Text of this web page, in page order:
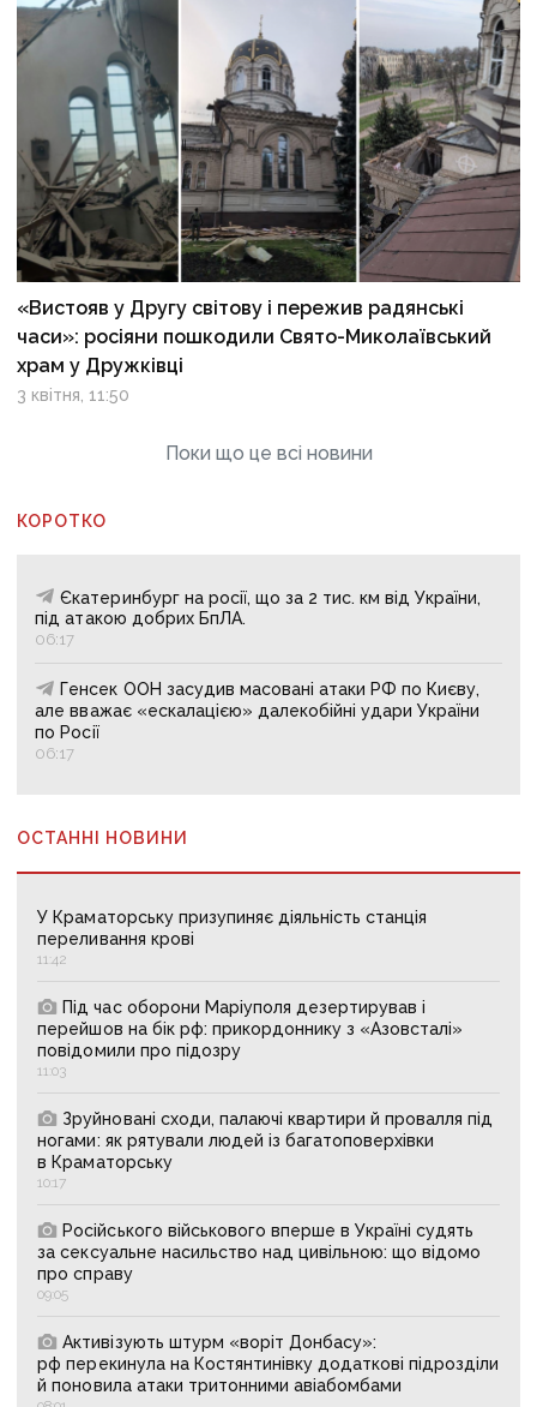
«Вистояв у Другу світову і пережив радянські
часи»: росіяни пошкодили Свято-Миколаївський
храм у Дружківці
3 квітня, 11:50
Поки що це всі новини
КОРОТКО
Єкатеринбург на росії, що за 2 тис. км від України,
під атакою добрих БпЛА.
06:17
Генсек ООН засудив масовані атаки РФ по Києву,
але вважає «ескалацією» далекобійні удари України
по Росії
06:17
ОСТАННІ НОВИНИ
У Краматорську призупиняє діяльність станція
переливання крові
11:42
Під час оборони Маріуполя дезертирував і
перейшов на бік рф: прикордоннику з «Азовсталі»
повідомили про підозру
11:03
Зруйновані сходи, палаючі квартири й провалля під
ногами: як рятували людей із багатоповерхівки
в Краматорську
10:17
Російського військового вперше в Україні судять
за сексуальне насильство над цивільною: що відомо
про справу
09:05
Активізують штурм «воріт Донбасу»:
рф перекинула на Костянтинівку додаткові підрозділи
й поновила атаки тритонними авіабомбами